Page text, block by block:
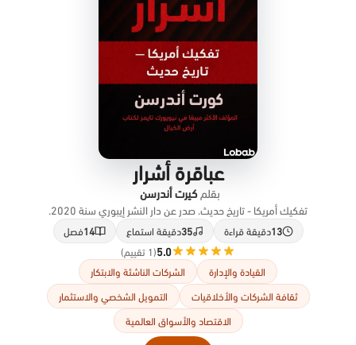
أمم!
لا توجد كتب في الرف بعد.
عباقرة أشرار
بقلمكيرت أندرسن
تفكيك أمريكا - تاريخ حديث. صدر عن دار النشر إيبوري سنة 2020.
13دقيقة قراءة 35دقيقة استماع 14فصل
5.0(1 تقييم)
القيادة والإدارة
الشركات الناشئة والابتكار
ثقافة الشركات والأخلاقيات
التمويل الشخصي والاستثمار
الاقتصاد والأسواق العالمية